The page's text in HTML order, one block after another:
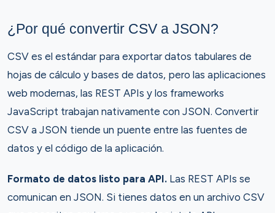
¿Por qué convertir CSV a JSON?
CSV es el estándar para exportar datos tabulares de
hojas de cálculo y bases de datos, pero las aplicaciones
web modernas, las REST APIs y los frameworks
JavaScript trabajan nativamente con JSON. Convertir
CSV a JSON tiende un puente entre las fuentes de
datos y el código de la aplicación.
Formato de datos listo para API. Las REST APIs se
comunican en JSON. Si tienes datos en un archivo CSV